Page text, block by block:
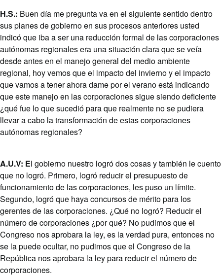
H.S.: Buen día me pregunta va en el siguiente sentido dentro
sus planes de gobierno en sus procesos anteriores usted
indicó que iba a ser una reducción formal de las corporaciones
autónomas regionales era una situación clara que se veía
desde antes en el manejo general del medio ambiente
regional, hoy vemos que el impacto del invierno y el impacto
que vamos a tener ahora dame por el verano está indicando
que este manejo en las corporaciones sigue siendo deficiente
¿qué fue lo que sucedió para que realmente no se pudiera
llevar a cabo la transformación de estas corporaciones
autónomas regionales?
A.U.V: El gobierno nuestro logró dos cosas y también le cuento
que no logró. Primero, logró reducir el presupuesto de
funcionamiento de las corporaciones, les puso un límite.
Segundo, logró que haya concursos de mérito para los
gerentes de las corporaciones. ¿Qué no logró? Reducir el
número de corporaciones ¿por qué? No pudimos que el
Congreso nos aprobara la ley, es la verdad pura, entonces no
se la puede ocultar, no pudimos que el Congreso de la
República nos aprobara la ley para reducir el número de
corporaciones.